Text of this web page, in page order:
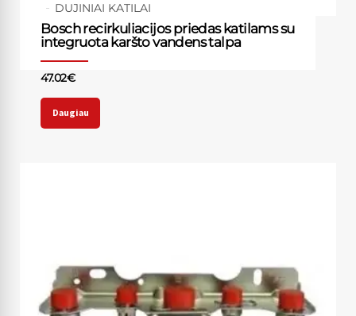
DUJINIAI KATILAI
Bosch recirkuliacijos priedas katilams su
integruota karšto vandens talpa
47.02€
Daugiau